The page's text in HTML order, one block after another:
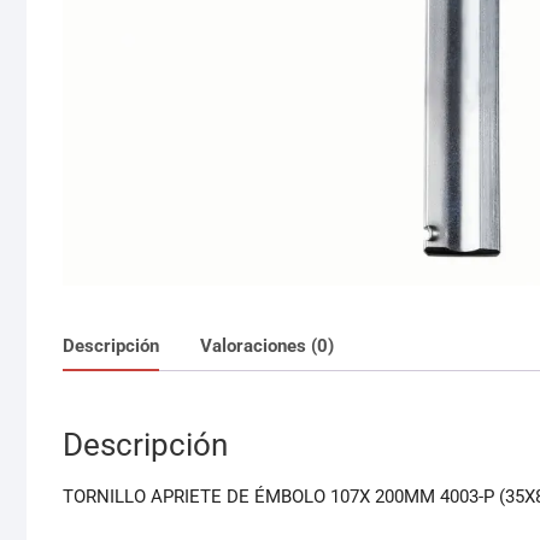
Descripción Valoraciones (0)
Descripción
TORNILLO APRIETE DE ÉMBOLO 107X 200MM 4003-P